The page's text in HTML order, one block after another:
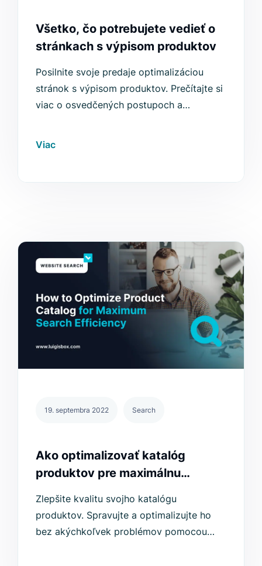
Všetko, čo potrebujete vedieť o
stránkach s výpisom produktov
Posilnite svoje predaje optimalizáciou
stránok s výpisom produktov. Prečítajte si
viac o osvedčených postupoch a
Viac
19. septembra 2022 Search
Ako optimalizovať katalóg
produktov pre maximálnu
Zlepšite kvalitu svojho katalógu
produktov. Spravujte a optimalizujte ho
bez akýchkoľvek problémov pomocou